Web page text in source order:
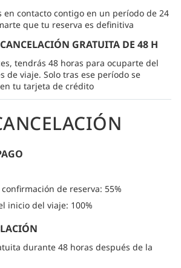
en contacto contigo en un período de 24
que tu reserva es definitiva
GRATUITA DE 48 H
tendrás 48 horas para ocuparte del
de viaje. Solo tras ese período se
tu tarjeta de crédito
de reserva: 55%
inicio del viaje: 100%
durante 48 horas después de la